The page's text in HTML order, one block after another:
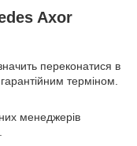
Axor
переконатися в
терміном.
менеджерів